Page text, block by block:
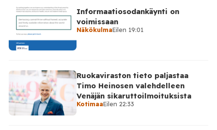
videollaan esiin ilmiön, jonka hän kertoo yleistyneen
sosiaalisessa mediassa: videot poliisin toiminnasta ja
erityisesti tilanteista, joissa poliisin voimankäyttöä
arvostellaan. Tilaa Posi TV […]
Informaatiosodankäynti on
voimissaan
NäkökulmaEilen 19:01
Ruokaviraston tieto paljastaa
Timo Heinosen valehdelleen
Venäjän sikaruttoilmoituksista
KotimaaEilen 22:33